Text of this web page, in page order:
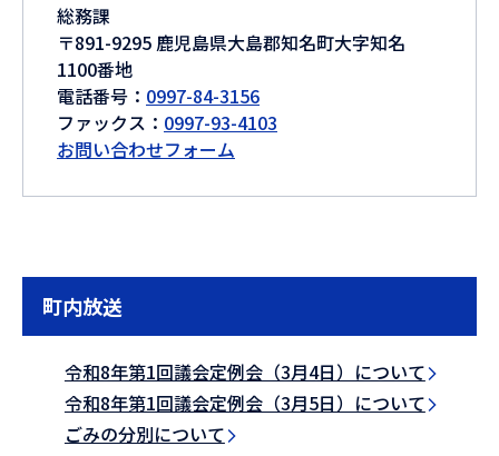
総務課
〒891-9295 鹿児島県大島郡知名町大字知名
1100番地
電話番号： 0997-84-3156
ファックス： 0997-93-4103
お問い合わせフォーム
町内放送
令和8年第1回議会定例会（3月4日）について
令和8年第1回議会定例会（3月5日）について
ごみの分別について